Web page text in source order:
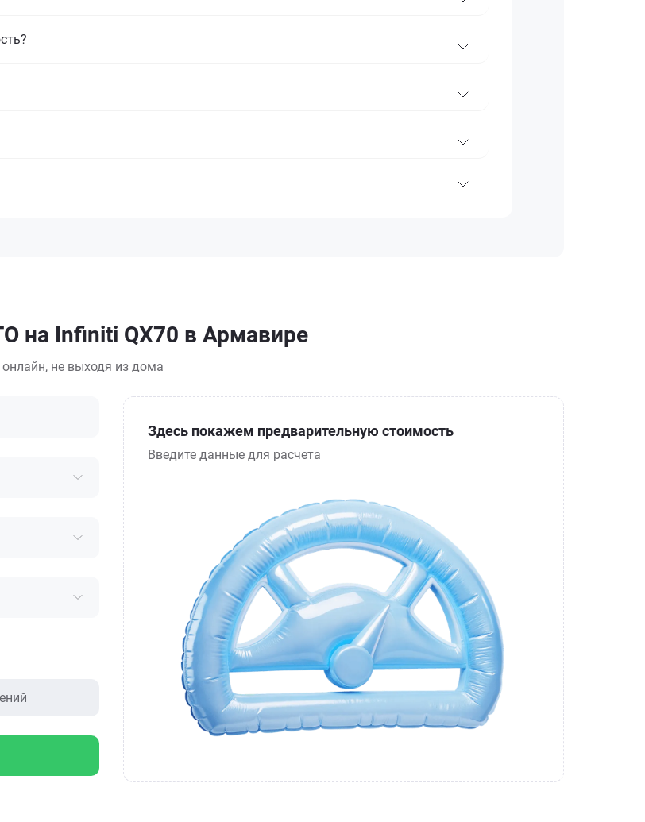
на Infiniti QX70 в Армавире
не выходя из дома
Здесь покажем предварительную стоимость
Введите данные для расчета